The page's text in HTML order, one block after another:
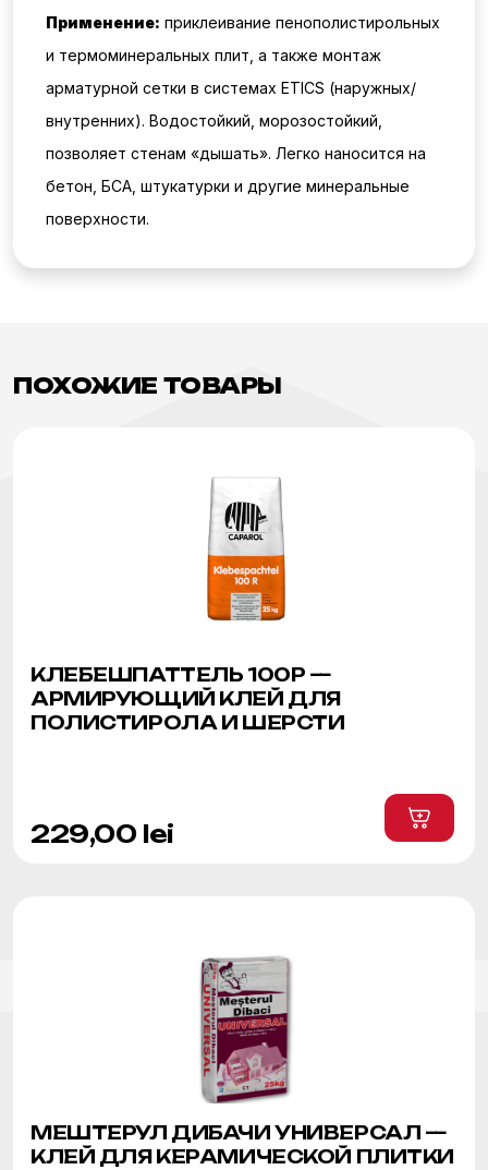
Применение: приклеивание пенополистирольных
и термоминеральных плит, а также монтаж
арматурной сетки в системах ETICS (наружных/
внутренних). Водостойкий, морозостойкий,
позволяет стенам «дышать». Легко наносится на
бетон, БСА, штукатурки и другие минеральные
поверхности.
ПОХОЖИЕ ТОВАРЫ
КЛЕБЕШПАТТЕЛЬ 100Р —
АРМИРУЮЩИЙ КЛЕЙ ДЛЯ
ПОЛИСТИРОЛА И ШЕРСТИ
229,00 lei
МЕШТЕРУЛ ДИБАЧИ УНИВЕРСАЛ —
КЛЕЙ ДЛЯ КЕРАМИЧЕСКОЙ ПЛИТКИ